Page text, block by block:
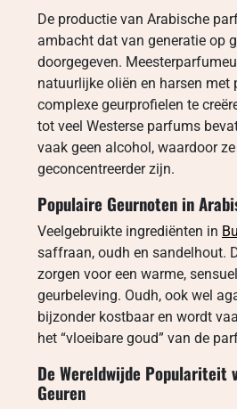
De productie van Arabische
ambacht dat van generatie op
doorgegeven.
natuurlijke oliën en harsen met
complexe geurprofielen te
tot veel Westerse parfums
vaak geen alcohol, waardoor
geconcentreerder zijn.
Populaire Geurnoten in
Veelgebruikte ingrediënten in
saffraan, oudh en sandelhout.
zorgen voor een warme,
geurbeleving. Oudh, ook wel
bijzonder kostbaar en wordt
het “vloeibare goud” van de
De Wereldwijde Populariteit
Geuren